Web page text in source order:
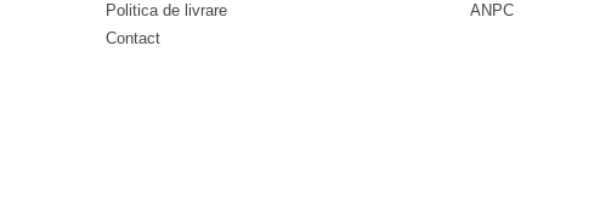
Politica de livrare
Contact
ANPC